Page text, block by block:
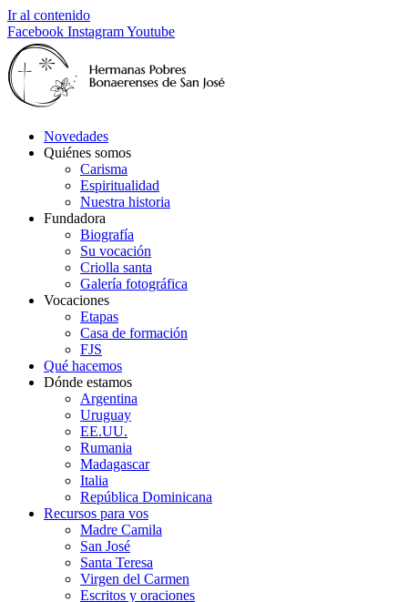
Ir al contenido
Facebook InstagramYoutube
Novedades
Quiénes somos
Carisma
Espiritualidad
Nuestra historia
Fundadora
Biografía
Su vocación
Criolla santa
Galería fotográfica
Vocaciones
Etapas
Casa de formación
FJS
Qué hacemos
Dónde estamos
Argentina
Uruguay
EE.UU.
Rumania
Madagascar
Italia
República Dominicana
Recursos para vos
Madre Camila
San José
Santa Teresa
Virgen del Carmen
Escritos y oraciones